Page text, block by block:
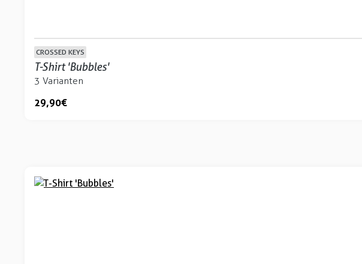
CROSSED KEYS
T-Shirt 'Bubbles'
3 Varianten
29,90 €